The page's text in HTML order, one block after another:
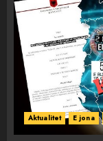
Aktualitet E jona